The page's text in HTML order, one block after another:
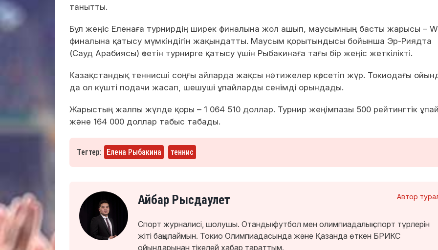
танытты.
Бұл жеңіс Еленаға турнирдің ширек финалына жол ашып, маусымның басты жарысы –
финалына қатысу мүмкіндігін жақындатты. Маусым қорытындысы бойынша Эр-Риядта
(Сауд Арабиясы) өтетін турнирге қатысу үшін Рыбакинаға тағы бір жеңіс жеткілікті.
Казақстандық теннисші соңғы айларда жақсы нәтижелер көрсетіп жүр. Токиодағы
да ол күшті подачи жасап, шешуші ұпайларды сенімді орындады.
Жарыстың жалпы жүлде қоры – 1 064 510 доллар. Турнир жеңімпазы 500 рейтингтік
және 164 000 доллар табыс табады.
Тегтер: Елена Рыбакина теннис
Автор
Айбар Рысдаулет
Спорт журналисі, шолушы. Отандық футбол мен олимпиадалық спорт түрлерін
жіті бақылаймын. Токио Олимпиадасында және Қазанда өткен БРИКС
ойындарынан тікелей хабар тараттым.